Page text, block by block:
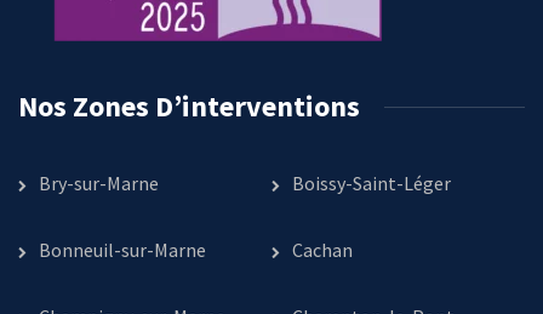
Nos Zones D’interventions
Bry-sur-Marne Boissy-Saint-Léger
Bonneuil-sur-Marne Cachan